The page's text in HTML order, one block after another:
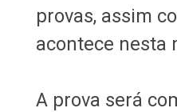
provas, assim
acontece nesta
A prova será